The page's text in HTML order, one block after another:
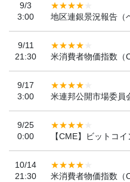
9/3
3:00
地区連銀景況報告（
9/11
21:30
米消費者物価指数（
9/17
3:00
米連邦公開市場委員
9/25
0:00
【CME】ビットコ
10/14
21:30
米消費者物価指数（